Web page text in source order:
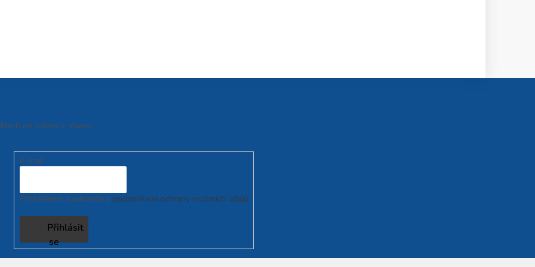
na našem e-shopu.
E-mail
Přihlášením souhlasíte s podmínkami ochrany osobních údajů
Přihlásit
se